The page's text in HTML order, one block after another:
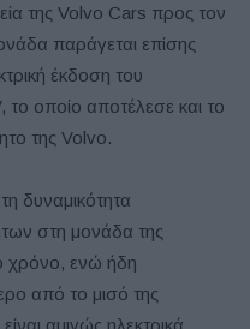
της Volvo Cars προς τον
παράγεται επίσης
έκδοση του
, το οποίο αποτέλεσε και το
της Volvo.
δυναμικότητα
στη μονάδα της
χρόνο, ενώ ήδη
από το μισό της
αμιγώς ηλεκτρικά